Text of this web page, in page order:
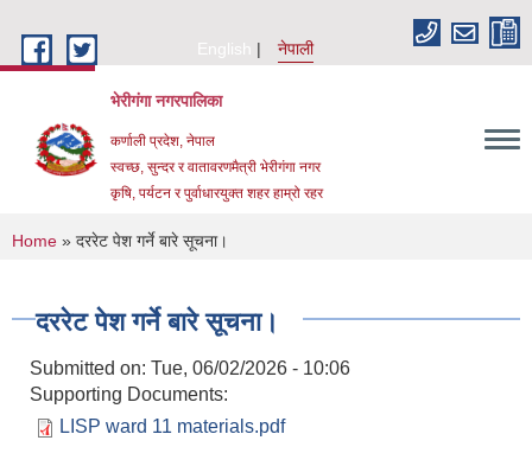
English
नेपाली
भेरीगंगा नगरपालिका
कर्णाली प्रदेश, नेपाल
स्वच्छ, सुन्दर र वातावरणमैत्री भेरीगंगा नगर
कृषि, पर्यटन र पुर्वाधारयुक्त शहर हाम्रो रहर
You are here
Home » दररेट पेश गर्ने बारे सूचना।
दररेट पेश गर्ने बारे सूचना।
Submitted on: Tue, 06/02/2026 - 10:06
Supporting Documents:
LISP ward 11 materials.pdf